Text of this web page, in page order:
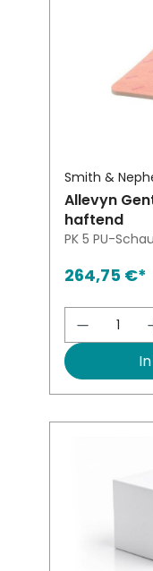
Smith &
Allevyn
haftend
PK 5 PU-
264,75 €*